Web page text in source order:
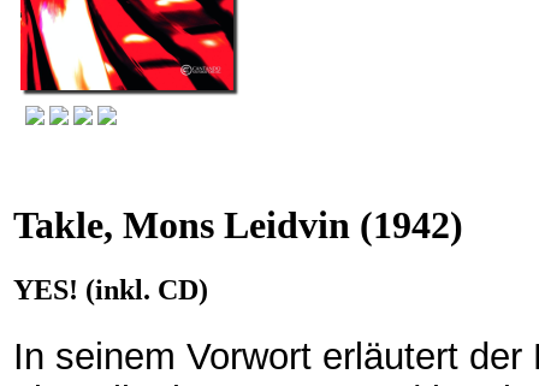
Takle, Mons Leidvin (1942)
YES! (inkl. CD)
In seinem Vorwort erläutert